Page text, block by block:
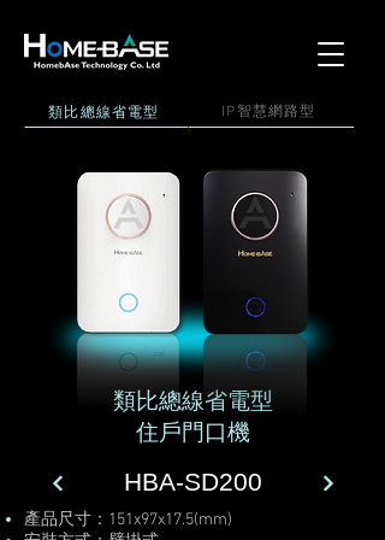
​類比總線省電型 IP智慧網路型
​類比總線省電型
住戶門口機
HBA-SD200
產品尺寸：151x97x17.5(mm)